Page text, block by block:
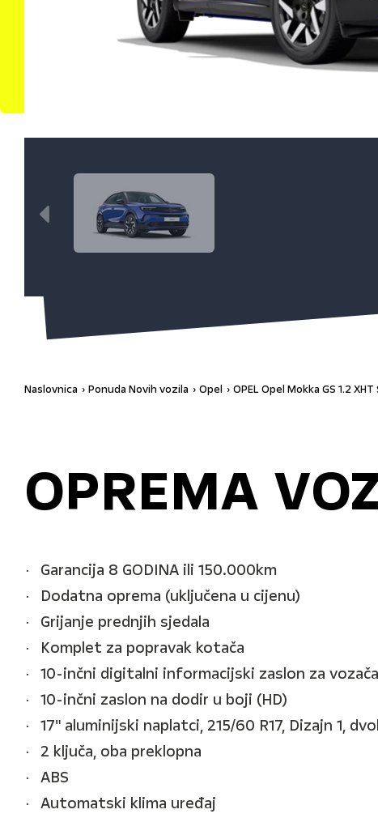
Naslovnica Ponuda Novih vozila Opel OPEL Opel Mokka GS 1.2
OPREMA
Garancija 8 GODINA ili 150.000km
Dodatna oprema (uključena u cijenu)
Grijanje prednjih sjedala
Komplet za popravak kotača
10-inčni digitalni informacijski zaslon za vozača
10-inčni zaslon na dodir u boji (HD)
17" aluminijski naplatci, 215/60 R17, Dizajn 1,
2 ključa, oba preklopna
ABS
Automatski klima uređaj